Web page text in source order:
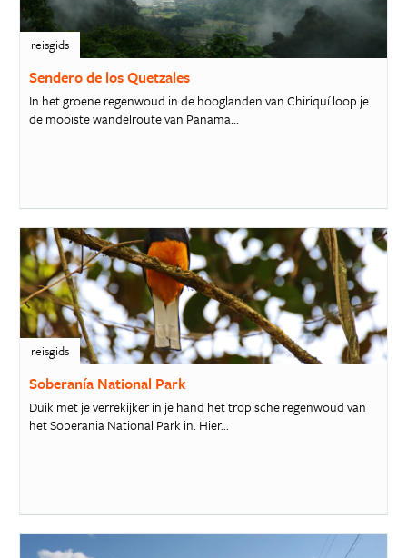
reisgids
Sendero de los Quetzales
In het groene regenwoud in de hooglanden van Chiriquí loop je
de mooiste wandelroute van Panama...
reisgids
Soberanía National Park
Duik met je verrekijker in je hand het tropische regenwoud van
het Soberania National Park in. Hier...